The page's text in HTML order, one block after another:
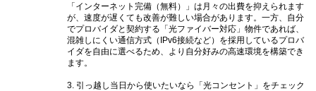
「インターネット完備（無料）」は月々の出費を抑えられます
が、速度が遅くても改善が難しい場合があります。一方、自分
でプロバイダと契約する「光ファイバー対応」物件であれば、
混雑しにくい通信方式（IPv6接続など）を採用しているプロバ
イダを自由に選べるため、より自分好みの高速環境を構築でき
ます。
3. 引っ越し当日から使いたいなら「光コンセント」をチェック